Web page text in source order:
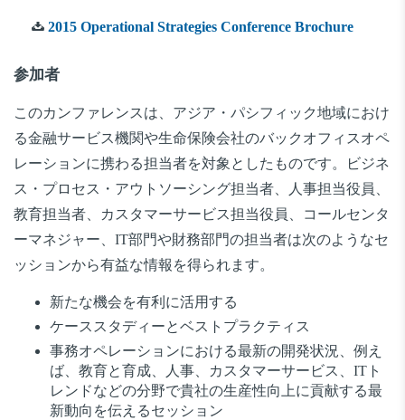
2015 Operational Strategies Conference Brochure
参加者
このカンファレンスは、アジア・パシフィック地域におけ
る金融サービス機関や生命保険会社のバックオフィスオペ
レーションに携わる担当者を対象としたものです。ビジネ
ス・プロセス・アウトソーシング担当者、人事担当役員、
教育担当者、カスタマーサービス担当役員、コールセンタ
ーマネジャー、IT部門や財務部門の担当者は次のようなセ
ッションから有益な情報を得られます。
新たな機会を有利に活用する
ケーススタディーとベストプラクティス
事務オペレーションにおける最新の開発状況、例え
ば、教育と育成、人事、カスタマーサービス、ITト
レンドなどの分野で貴社の生産性向上に貢献する最
新動向を伝えるセッション